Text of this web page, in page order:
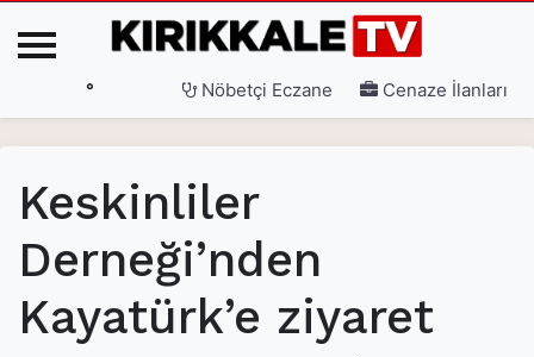
3. Sayfa(current)
Gündem(current)
Siyaset(current)
° Nöbetçi Eczane Cenaze İlanları
Keskinliler
Derneği’nden
Kayatürk’e ziyaret